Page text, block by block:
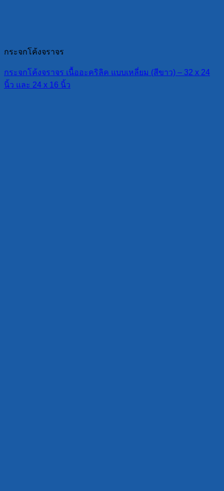
กระจกโค้งจราจร
กระจกโค้งจราจร เนื้ออะคริลิค แบบเหลี่ยม (สีขาว) – 32 x 24
นิ้ว และ 24 x 16 นิ้ว